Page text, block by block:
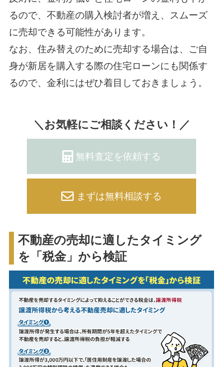
るので、不動産の購入検討者が増え、スムーズ
に売却できる可能性があります。
なお、住み替えのために売却する場合は、ご自
身が新居を購入する際の住宅ローンにも関係す
るので、金利にはぜひ着目しておきましょう。
＼お気軽にご相談ください！／
無料査定を依頼する
まずは無料相談する
不動産の売却に適したタイミング
を「税金」から検証